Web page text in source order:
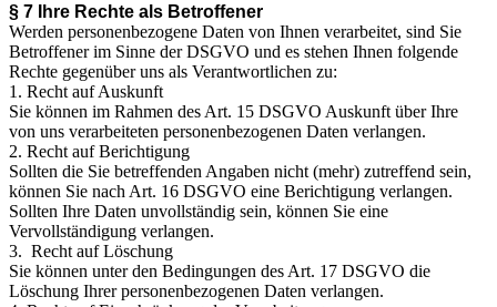
§ 7 Ihre Rechte als Betroffener
Werden personenbezogene Daten von Ihnen verarbeitet, sind Sie
Betroffener im Sinne der DSGVO und es stehen Ihnen folgende
Rechte gegenüber uns als Verantwortlichen zu:
1. Recht auf Auskunft
Sie können im Rahmen des Art. 15 DSGVO Auskunft über Ihre
von uns verarbeiteten personenbezogenen Daten verlangen.
2. Recht auf Berichtigung
Sollten die Sie betreffenden Angaben nicht (mehr) zutreffend sein,
können Sie nach Art. 16 DSGVO eine Berichtigung verlangen.
Sollten Ihre Daten unvollständig sein, können Sie eine
Vervollständigung verlangen.
3. Recht auf Löschung
Sie können unter den Bedingungen des Art. 17 DSGVO die
Löschung Ihrer personenbezogenen Daten verlangen.